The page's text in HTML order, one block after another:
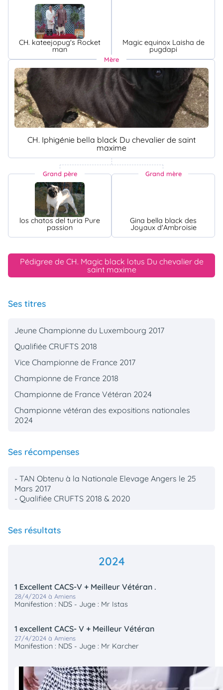
CH. kateejopug's Rocket
man
Magic equinox Laisha de
pugdapi
Mère
CH. Iphigénie bella black Du chevalier de saint
maxime
Grand père
los chatos del turia Pure
passion
Grand mère
Gina bella black des
Joyaux d'Ambroisie
Pédigree de CH. Magic black lotus Du chevalier de
saint maxime
Ses titres
Jeune Championne du Luxembourg 2017
Qualifiée CRUFTS 2018
Vice Championne de France 2017
Championne de France 2018
Championne de France Vétéran 2024
Championne vétéran des expositions nationales
2024
Ses récompenses
- TAN Obtenu à la Nationale Elevage Angers le 25
Mars 2017
- Qualifiée CRUFTS 2018 & 2020
Ses résultats
2024
1 Excellent CACS-V + Meilleur Vétéran .
28/4/2024 à Amiens
Manifestion : NDS - Juge : Mr Istas
1 excellent CACS- V + Meilleur Vétéran
27/4/2024 à Amiens
Manifestion : NDS - Juge : Mr Karcher